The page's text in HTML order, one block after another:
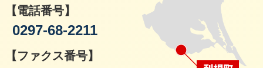
【電話番号】
0297-68-2211
【ファクス番号】